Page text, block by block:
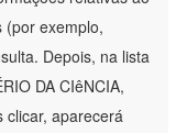
(por exemplo,
Depois, na lista
DA CIêNCIA,
clicar, aparecerá